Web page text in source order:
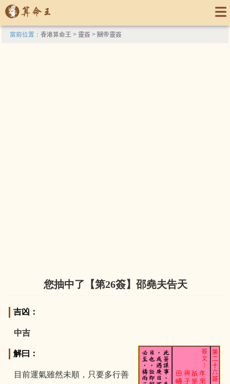
當前位置：香港算命王 > 靈簽 > 關帝靈簽
您抽中了【第26簽】邵堯夫告天
吉凶：
中吉
解曰：
目前運氣雖然未順，只要多行善